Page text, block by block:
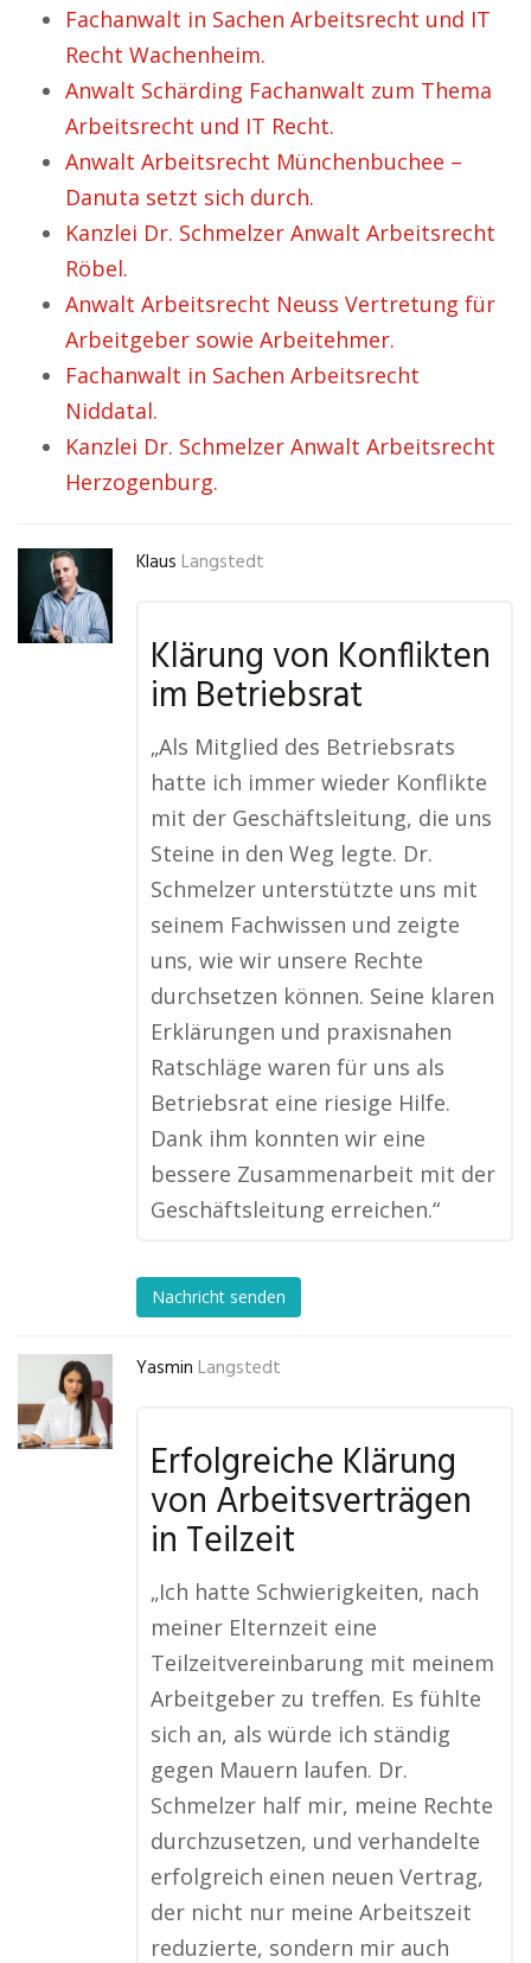
Fachanwalt in Sachen Arbeitsrecht und IT
Recht Wachenheim.
Anwalt Schärding Fachanwalt zum Thema
Arbeitsrecht und IT Recht.
Anwalt Arbeitsrecht Münchenbuchee –
Danuta setzt sich durch.
Kanzlei Dr. Schmelzer Anwalt Arbeitsrecht
Röbel.
Anwalt Arbeitsrecht Neuss Vertretung für
Arbeitgeber sowie Arbeitehmer.
Fachanwalt in Sachen Arbeitsrecht
Niddatal.
Kanzlei Dr. Schmelzer Anwalt Arbeitsrecht
Herzogenburg.
Klaus Langstedt
Klärung von Konflikten
im Betriebsrat
„Als Mitglied des Betriebsrats
hatte ich immer wieder Konflikte
mit der Geschäftsleitung, die uns
Steine in den Weg legte. Dr.
Schmelzer unterstützte uns mit
seinem Fachwissen und zeigte
uns, wie wir unsere Rechte
durchsetzen können. Seine klaren
Erklärungen und praxisnahen
Ratschläge waren für uns als
Betriebsrat eine riesige Hilfe.
Dank ihm konnten wir eine
bessere Zusammenarbeit mit der
Geschäftsleitung erreichen.“
Nachricht senden
Yasmin Langstedt
Erfolgreiche Klärung
von Arbeitsverträgen
in Teilzeit
„Ich hatte Schwierigkeiten, nach
meiner Elternzeit eine
Teilzeitvereinbarung mit meinem
Arbeitgeber zu treffen. Es fühlte
sich an, als würde ich ständig
gegen Mauern laufen. Dr.
Schmelzer half mir, meine Rechte
durchzusetzen, und verhandelte
erfolgreich einen neuen Vertrag,
der nicht nur meine Arbeitszeit
reduzierte, sondern mir auch